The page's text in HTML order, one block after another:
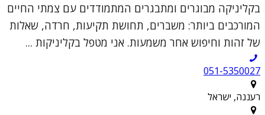
בקליניקה מבוגרים ומתבגרים המתמודדים עם צמתי החיים
המורכבים ביותר: משברים, תחושת תקיעות, חרדה, שאלות
של זהות וחיפוש אחר משמעות. אני מטפל בקליניקות ...
051-5350027
רעננה, ישראל